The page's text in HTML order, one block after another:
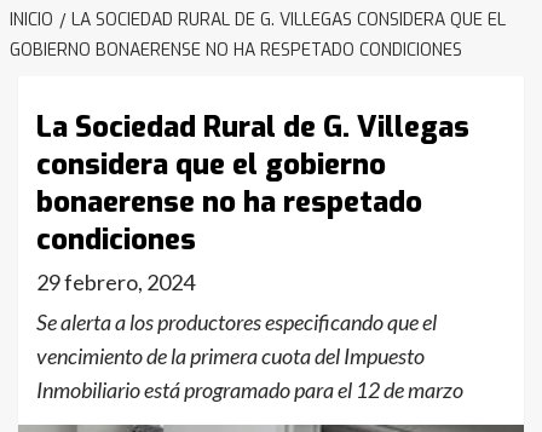
INICIO
LA SOCIEDAD RURAL DE G. VILLEGAS CONSIDERA QUE EL
GOBIERNO BONAERENSE NO HA RESPETADO CONDICIONES
La Sociedad Rural de G. Villegas
considera que el gobierno
bonaerense no ha respetado
condiciones
29 febrero, 2024
Se alerta a los productores especificando que el
vencimiento de la primera cuota del Impuesto
Inmobiliario está programado para el 12 de marzo